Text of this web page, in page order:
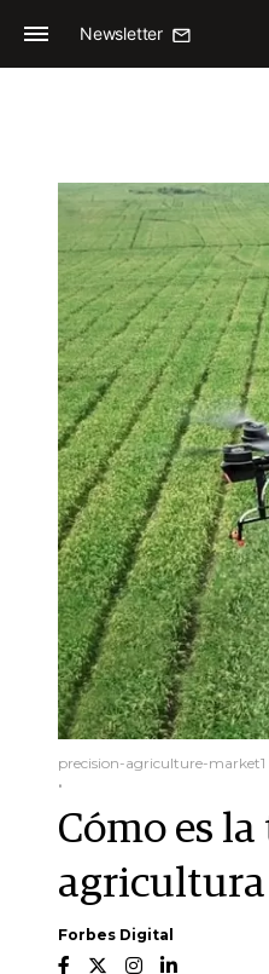
Newsletter
precision-agriculture-market1
.
Cómo es
agricultura
Forbes Digital